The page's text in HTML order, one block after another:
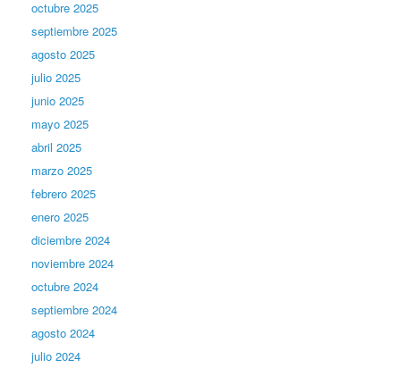
octubre 2025
septiembre 2025
agosto 2025
julio 2025
junio 2025
mayo 2025
abril 2025
marzo 2025
febrero 2025
enero 2025
diciembre 2024
noviembre 2024
octubre 2024
septiembre 2024
agosto 2024
julio 2024